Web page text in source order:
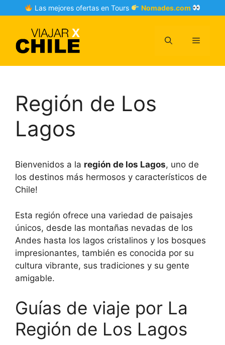
to
Las mejores ofertas en Tours Nomades.com
Menu
Región de Los
Lagos
Bienvenidos a la región de los Lagos, uno de
los destinos más hermosos y característicos de
Chile!
Esta región ofrece una variedad de paisajes
únicos, desde las montañas nevadas de los
Andes hasta los lagos cristalinos y los bosques
impresionantes, también es conocida por su
cultura vibrante, sus tradiciones y su gente
amigable.
Guías de viaje por La
Región de Los Lagos